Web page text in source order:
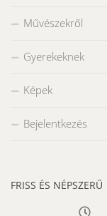
Művészekről
Gyerekeknek
Képek
Bejelentkezés
FRISS ÉS NÉPSZERŰ